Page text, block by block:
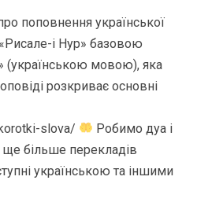
поповнення української
і Нур» базовою
(українською мовою), яка
розкриває основні
slova/
Робимо дуа і
більше перекладів
українською та іншими